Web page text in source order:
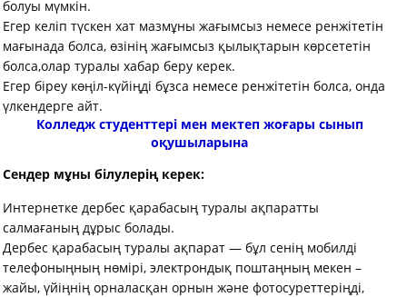
болуы мүмкін.
Егер келіп түскен хат мазмұны жағымсыз немесе ренжітетін
мағынада болса, өзінің жағымсыз қылықтарын көрсететін
болса,олар туралы хабар беру керек.
Егер біреу көңіл-күйіңді бұзса немесе ренжітетін болса, онда
үлкендерге айт.
Колледж студенттері мен мектеп жоғары сынып
оқушыларына
Сендер мұны білулерің керек:
Интернетке дербес қарабасың туралы ақпаратты
салмағаның дұрыс болады.
Дербес қарабасың туралы ақпарат — бұл сенің мобилді
телефоныңның нөмірі, электрондық поштаңның мекен –
жайы, үйіңнің орналасқан орнын және фотосуреттеріңді,